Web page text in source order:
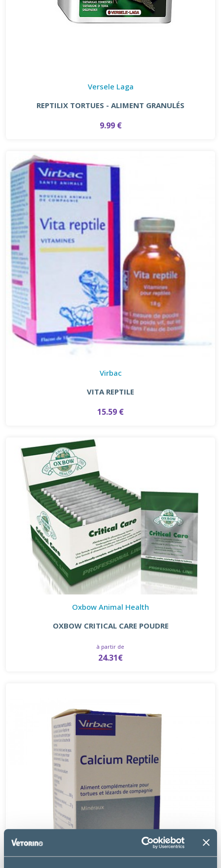
Versele Laga
REPTILIX TORTUES - ALIMENT GRANULÉS
9.99 €
Virbac
VITA REPTILE
15.59 €
Oxbow Animal Health
OXBOW CRITICAL CARE POUDRE
à partir de
24.31€